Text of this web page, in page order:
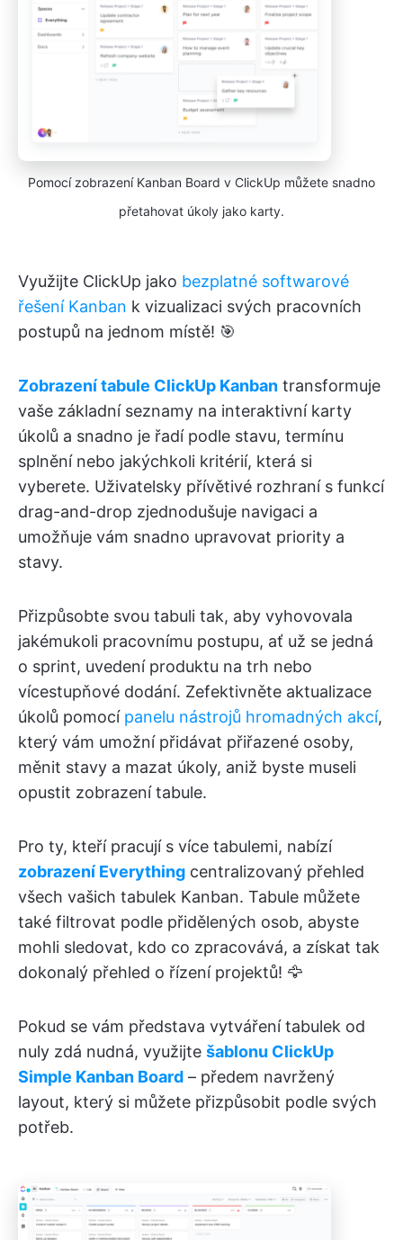
Pomocí zobrazení Kanban Board v ClickUp můžete snadno
přetahovat úkoly jako karty.
Využijte ClickUp jako bezplatné softwarové
řešení Kanban k vizualizaci svých pracovních
postupů na jednom místě! 🎯
Zobrazení tabule ClickUp Kanban transformuje
vaše základní seznamy na interaktivní karty
úkolů a snadno je řadí podle stavu, termínu
splnění nebo jakýchkoli kritérií, která si
vyberete. Uživatelsky přívětivé rozhraní s funkcí
drag-and-drop zjednodušuje navigaci a
umožňuje vám snadno upravovat priority a
stavy.
Přizpůsobte svou tabuli tak, aby vyhovovala
jakémukoli pracovnímu postupu, ať už se jedná
o sprint, uvedení produktu na trh nebo
vícestupňové dodání. Zefektivněte aktualizace
úkolů pomocí panelu nástrojů hromadných akcí,
který vám umožní přidávat přiřazené osoby,
měnit stavy a mazat úkoly, aniž byste museli
opustit zobrazení tabule.
Pro ty, kteří pracují s více tabulemi, nabízí
zobrazení Everything centralizovaný přehled
všech vašich tabulek Kanban. Tabule můžete
také filtrovat podle přidělených osob, abyste
mohli sledovat, kdo co zpracovává, a získat tak
dokonalý přehled o řízení projektů! 🦅
Pokud se vám představa vytváření tabulek od
nuly zdá nudná, využijte šablonu ClickUp
Simple Kanban Board – předem navržený
layout, který si můžete přizpůsobit podle svých
potřeb.